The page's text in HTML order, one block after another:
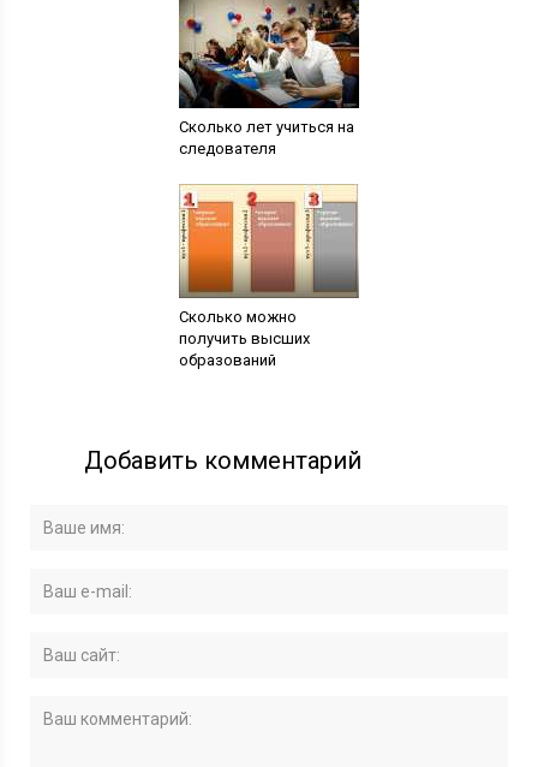
Сколько лет учиться на
следователя
Сколько можно
получить высших
образований
Добавить комментарий